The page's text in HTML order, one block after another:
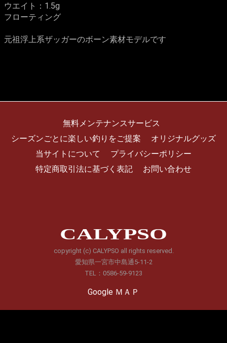
ウエイト：1.5g
フローティング
元祖浮上系ザッガーのボーン素材モデルです
無料メンテナンスサービス
シーズンごとに楽しい釣りをご提案
オリジナルグッズ
当サイトについて
プライバシーポリシー
特定商取引法に基づく表記
お問い合わせ
CALYPSO
copyright (c) CALYPSO all rights reserved.
愛知県一宮市中島通5-11-2
TEL：0586-59-9123
Google ＭＡＰ